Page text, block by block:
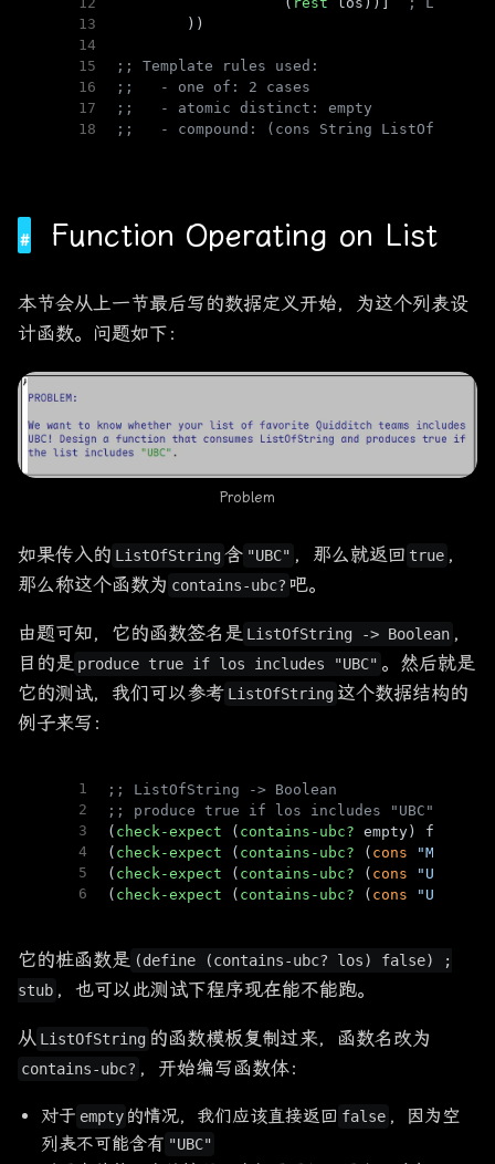
13
14
15
16
17
18
        ))
;; Template rules used:
;;   - one of: 2 cases
;;   - atomic distinct: empty
;;   - compound: (cons String
Function Operating on List
本节会从上一节最后写的数据定义开始，为这个列表设
计函数。问题如下：
Problem
如果传入的 ListOfString含 "UBC" ，那么就返回 true ，
那么称这个函数为 contains-ubc? 吧。
由题可知，它的函数签名是 ListOfString -> Boolean ，
目的是 produce true if los includes "UBC" 。然后就是
它的测试，我们可以参考 ListOfString这个数据结构的
例子来写：
1
2
3
4
5
6
;; ListOfString -> Boolean
;; produce true if los includes "UBC"
( check-expect ( contains-ubc? empty) false)
( check-expect ( contains-ubc? ( cons "McGill"
( check-expect ( contains-ubc? ( cons "UBC"
( check-expect ( contains-ubc? ( cons "UBC"
它的桩函数是 (define (contains-ubc? los) false) ;
stub ，也可以此测试下程序现在能不能跑。
从 ListOfString 的函数模板复制过来，函数名改为
contains-ubc? ，开始编写函数体：
对于 empty 的情况，我们应该直接返回 false ，因为空
列表不可能含有 "UBC"